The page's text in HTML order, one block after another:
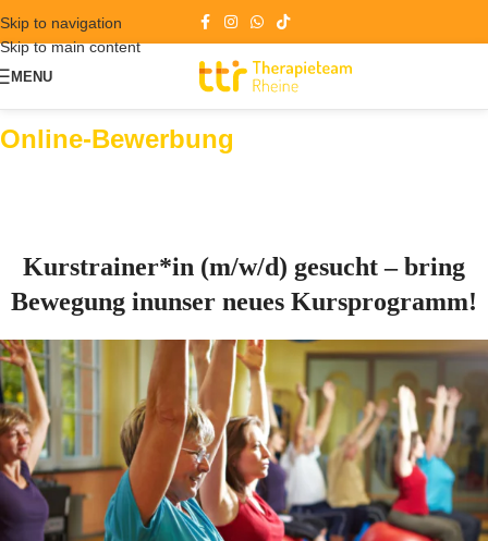
Skip to navigation
Skip to main content
MENU
Online-Bewerbung
Kurstrainer*in (m/w/d) gesucht – bring
Bewegung inunser neues Kursprogramm!